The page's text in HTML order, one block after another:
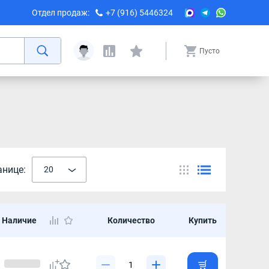
Отдел продаж: +7 (916) 5446324
Пусто
20
Наличие Количество Купить